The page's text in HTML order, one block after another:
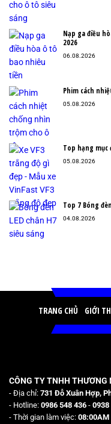
Nạp ga điều
2026
06.08.2026
Phim cách
05.08.2026
Top hạng mục
05.08.2026
Top 7 Bóng
04.08.2026
TRANG CHỦ GIỚI
CÔNG TY TNHH THƯƠNG
- Địa chỉ: 731 Đỗ Xuân Hợp,
- Hotline: 0986 548 436 - 0938
- Thời gian làm việc: 08:00AM